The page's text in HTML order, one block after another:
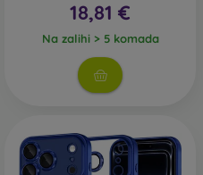
18,81 €
Na zalihi > 5 komada